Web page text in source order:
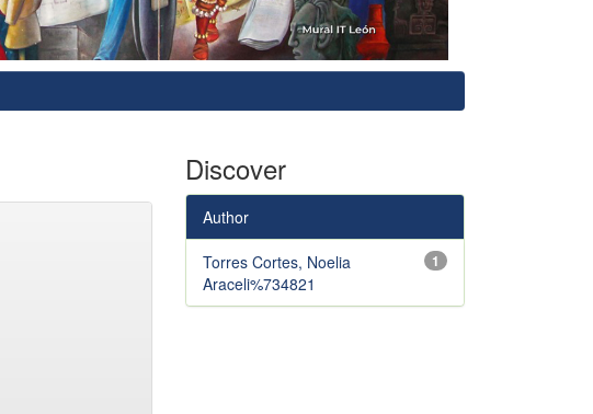
Discover
Author
1
Torres Cortes, Noelia
Araceli%734821